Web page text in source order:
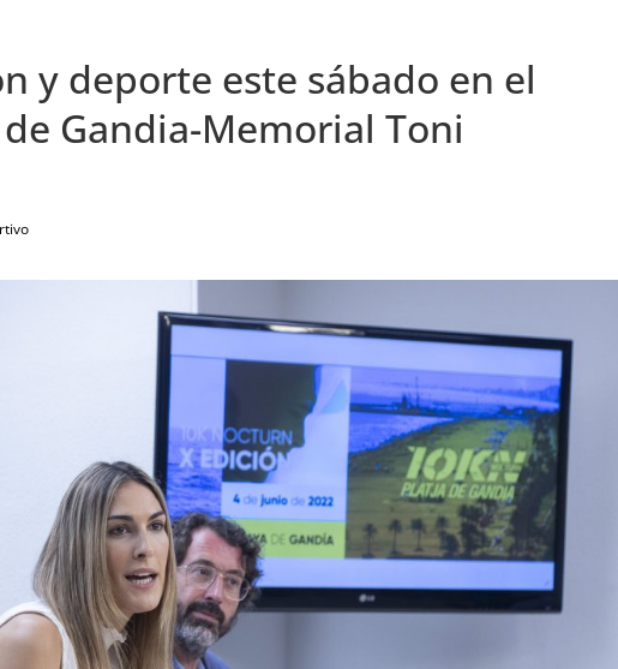
y deporte este sábado en el
Gandia-Memorial Toni